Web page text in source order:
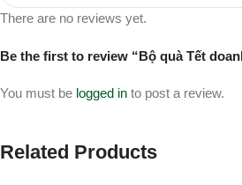
There are no reviews yet.
Be the first to review “Bộ quà Tết
You must be logged in to post a review.
Related Products